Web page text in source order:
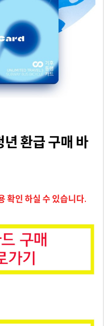
환급 구매 바
확인 하실 수 있습니다.